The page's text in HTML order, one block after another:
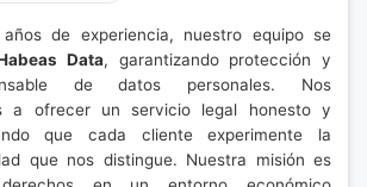
de experiencia, nuestro equipo se
Data, garantizando protección y
de datos personales. Nos
a ofrecer un servicio legal honesto y
que cada cliente experimente la
que nos distingue. Nuestra misión es